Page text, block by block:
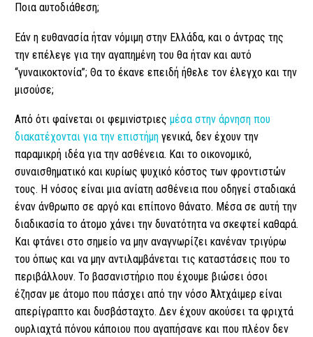
Ποια αυτοδιάθεση;
Εάν η ευθανασία ήταν νόμιμη στην Ελλάδα, και ο άντρας της
την επέλεγε για την αγαπημένη του θα ήταν και αυτό
“γυναικοκτονία”; Θα το έκανε επειδή ήθελε τον έλεγχο και την
μισούσε;
Από ότι φαίνεται οι φεμιviστριες μέσα στην άρνηση που
διακατέχονται για την επιστήμη γενικά, δεν έχουν την
παραμικρή ιδέα για την ασθένεια. Και το οικονομικό,
συναισθηματικό και κυρίως ψυχικό κόστος των φροντιστών
τους. Η νόσος είναι μια ανίατη ασθένεια που οδηγεί σταδιακά
έναν άνθρωπο σε αργό και επίπονο θάνατο. Μέσα σε αυτή την
διαδικασία το άτομο χάνει την δυνατότητα να σκεφτεί καθαρά.
Και φτάνει στο σημείο να μην αναγνωρίζει κανέναν τριγύρω
του όπως και να μην αντιλαμβάνεται τις καταστάσεις που το
περιβάλλουν. Το βασανιστήριο που έχουμε βιώσει όσοι
έζησαν με άτομο που πάσχει από την νόσο Άλτχάιμερ είναι
απερίγραπτο και δυσβάσταχτο. Δεν έχουν ακούσει τα φριχτά
ουρλιαχτά πόνου κάποιου που αγαπήσανε και που πλέον δεν